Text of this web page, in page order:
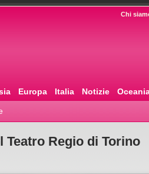
Chi
Europa Italia Notizie
Teatro Regio di Torino